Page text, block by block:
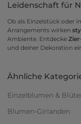
Leidenschaft für
Ob als Einzelstück oder
Arrangements wirken
Ambiente. Entdecke Zier
und deiner Dekoration
Ähnliche
Einzelblumen &
Blumen-Girlanden